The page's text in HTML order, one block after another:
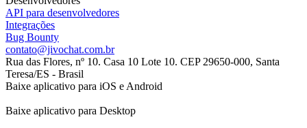
API para desenvolvedores
Integrações
Bug Bounty
contato@jivochat.com.br
Rua das Flores, nº 10. Casa 10 Lote 10. CEP 29650-000, Santa
Teresa/ES - Brasil
Baixe aplicativo para iOS e Android
Baixe aplicativo para Desktop